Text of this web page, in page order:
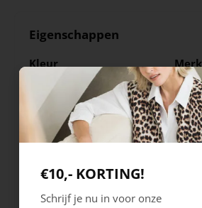
Eigenschappen
Kleur
Merk
Seizoen
STD
Uitneembare zool
Nee
€10,- KORTING!
Schrijf je nu in voor onze